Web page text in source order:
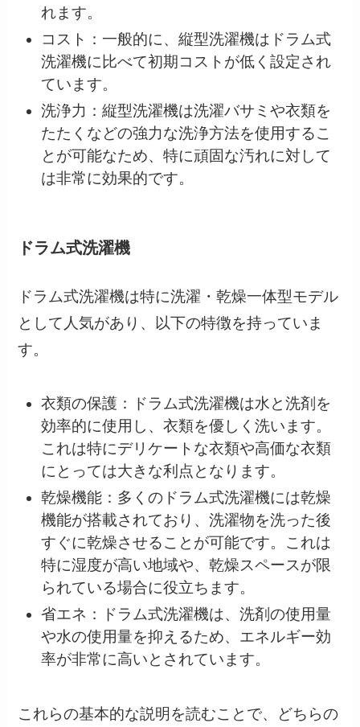
れます。
コスト：一般的に、縦型洗濯機はドラム式
洗濯機に比べて初期コストが低く設定され
ています。
洗浄力：縦型洗濯機は洗濯バサミや衣類を
たたくなどの強力な洗浄方法を使用するこ
とが可能なため、特に頑固な汚れに対して
は非常に効果的です。
ドラム式洗濯機
ドラム式洗濯機は特に洗濯・乾燥一体型モデル
として人気があり、以下の特徴を持っていま
す。
衣類の保護：ドラム式洗濯機は水と洗剤を
効率的に使用し、衣類を優しく洗います。
これは特にデリケートな衣類や高価な衣類
にとっては大きな利点となります。
乾燥機能：多くのドラム式洗濯機には乾燥
機能が搭載されており、洗濯物を洗った後
すぐに乾燥させることが可能です。これは
特に湿度が高い地域や、乾燥スペースが限
られている場合に役立ちます。
省エネ：ドラム式洗濯機は、洗剤の使用量
や水の使用量を抑えるため、エネルギー効
率が非常に高いとされています。
これらの基本的な説明を読むことで、どちらの